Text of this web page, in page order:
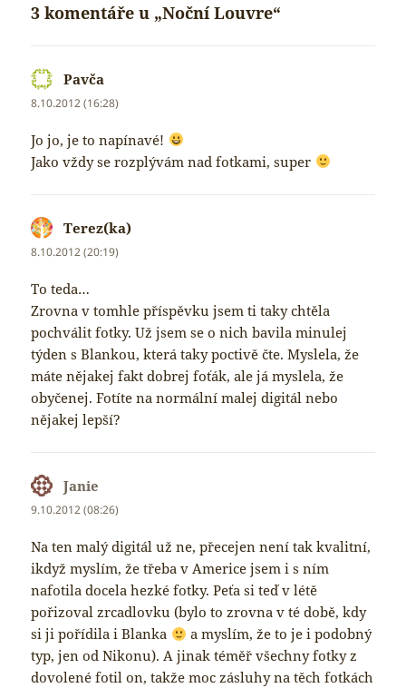
3 komentáře u „Noční Louvre“
Pavča
8.10.2012 (16:28)
Jo jo, je to napínavé!
Jako vždy se rozplývám nad fotkami, super
Terez(ka)
8.10.2012 (20:19)
To teda…
Zrovna v tomhle příspěvku jsem ti taky chtěla
pochválit fotky. Už jsem se o nich bavila minulej
týden s Blankou, která taky poctivě čte. Myslela, že
máte nějakej fakt dobrej foťák, ale já myslela, že
obyčenej. Fotíte na normální malej digitál nebo
nějakej lepší?
Janie
9.10.2012 (08:26)
Na ten malý digitál už ne, přecejen není tak kvalitní,
ikdyž myslím, že třeba v Americe jsem i s ním
nafotila docela hezké fotky. Peťa si teď v létě
pořizoval zrcadlovku (bylo to zrovna v té době, kdy
si ji pořídila i Blanka
a myslím, že to je i podobný
typ, jen od Nikonu). A jinak téměř všechny fotky z
dovolené fotil on, takže moc zásluhy na těch fotkách